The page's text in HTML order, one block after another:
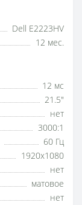
Dell E2223HV
12 мес.
12 мс
21.5"
нет
3000:1
60 Гц
1920x1080
нет
матовое
нет